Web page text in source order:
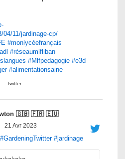
04/11/jardinage-cp/
#monlycéefrançais
#réseaumlfliban
#Mlfpedagogie #e3d
#alimentationsaine
Twitter
🇬🇧 🇫🇷 🇪🇺
21 Avr 2023
#GardeningTwitter #jardinage